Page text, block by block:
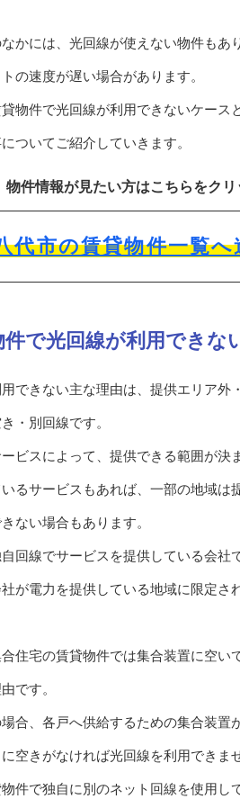
かには、光回線が使えない物件もあ
の速度が遅い場合があります。
物件で光回線が利用できないケース
ついてご紹介していきます。
物件情報が見たい方はこちらをク
代市の賃貸物件一覧へ
件で光回線が利用できな
できない主な理由は、提供エリア外
・別回線です。
ビスによって、提供できる範囲が決
るサービスもあれば、一部の地域は
ない場合もあります。
回線でサービスを提供している会社
が電力を提供している地域に限定さ
住宅の賃貸物件では集合装置に空い
です。
合、各戸へ供給するための集合装置
空きがなければ光回線を利用できま
件で独自に別のネット回線を使用し